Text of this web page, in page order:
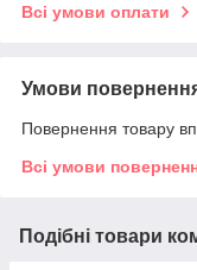
Всі умови оплати
Умови
Повернення товару
Всі умови
Подібні товари